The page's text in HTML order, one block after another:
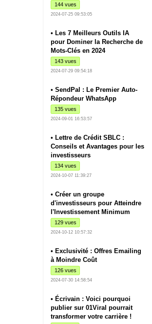
144 vues
2024-07-25 09:53:05
• Les 7 Meilleurs Outils IA
pour Dominer la Recherche de
Mots-Clés en 2024
143 vues
2024-07-29 09:54:18
• SendPal : Le Premier Auto-
Répondeur WhatsApp
135 vues
2024-09-01 16:53:57
• Lettre de Crédit SBLC :
Conseils et Avantages pour les
investisseurs
134 vues
2024-10-07 11:39:27
• Créer un groupe
d'investisseurs pour Atteindre
l'Investissement Minimum
129 vues
2024-10-12 10:57:32
• Exclusivité : Offres Emailing
à Moindre Coût
126 vues
2024-07-30 14:58:54
• Écrivain : Voici pourquoi
publier sur 01Viral pourrait
transformer votre carrière !